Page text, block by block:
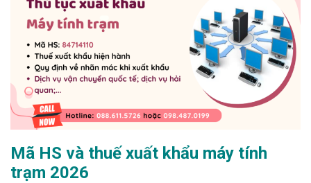
Mã HS và thuế xuất khẩu máy tính
trạm 2026